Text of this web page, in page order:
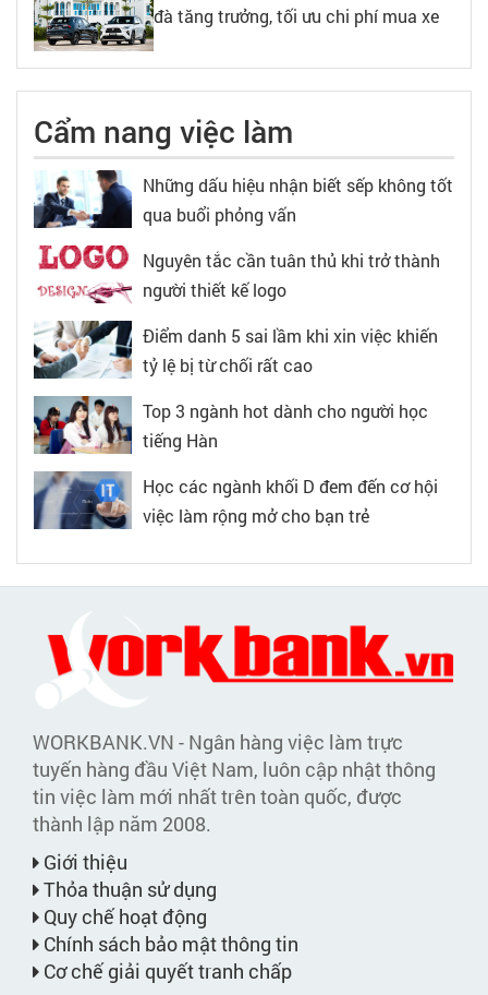
đà tăng trưởng, tối ưu chi phí mua xe
Cẩm nang việc làm
Những dấu hiệu nhận biết sếp không tốt
qua buổi phỏng vấn
Nguyên tắc cần tuân thủ khi trở thành
người thiết kế logo
Điểm danh 5 sai lầm khi xin việc khiến
tỷ lệ bị từ chối rất cao
Top 3 ngành hot dành cho người học
tiếng Hàn
Học các ngành khối D đem đến cơ hội
việc làm rộng mở cho bạn trẻ
WORKBANK.VN - Ngân hàng việc làm trực
tuyến hàng đầu Việt Nam, luôn cập nhật thông
tin việc làm mới nhất trên toàn quốc, được
thành lập năm 2008.
Giới thiệu
Thỏa thuận sử dụng
Quy chế hoạt động
Chính sách bảo mật thông tin
Cơ chế giải quyết tranh chấp